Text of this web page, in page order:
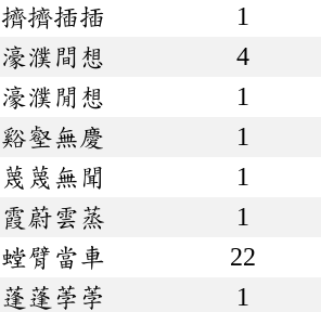
擠擠插插
1
濠濮間想
4
濠濮閒想
1
谿壑無慶
1
蔑蔑無聞
1
霞蔚雲蒸
1
螳臂當車
22
蓬蓬荸荸
1